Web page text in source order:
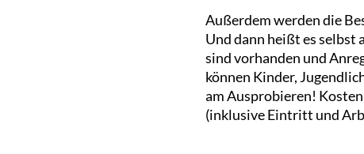
Außerdem werden die
Und dann heißt es selbst
sind vorhanden und
können Kinder,
am Ausprobieren!
(inklusive Eintritt und